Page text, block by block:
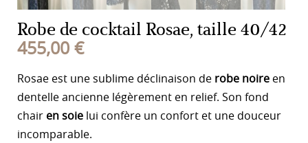
Robe de cocktail Rosae, taille 40/42
455,00 €
Rosae est une sublime déclinaison de robe noire en
dentelle ancienne légèrement en relief. Son fond
chair en soie lui confère un confort et une douceur
incomparable.